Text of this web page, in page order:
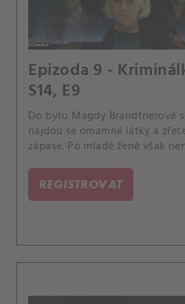
Epizoda 9 -
S14, E9
Do bytu Magdy Brandtnerové
najdou se omamné látky a
zápase. Po mladé ženě však
REGISTROVAT